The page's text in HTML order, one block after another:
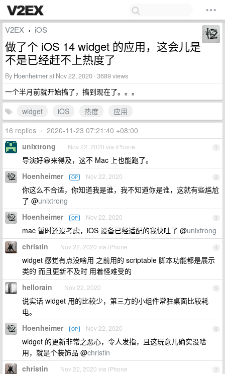
V2EX › iOS
做了个 iOS 14 widget 的应用，这会儿是
不是已经赶不上热度了
By Hoenheimerat Nov 22, 2020 · 3689 views
一个半月前就开始搞了，搞到现在了。。。
widget
iOS 热度
应用
16 replies • 2020-11-23 07:21:40 +08:00
1
unixtrong Nov 22, 2020 via iPhone
导演好😀来得及，这不 Mac 上也能跑了。
2
Hoenheimer OP Nov 22, 2020
你这么不合适，你知道我是谁，我不知道你是谁，这就有些尴尬
了 @unixtrong
3
Hoenheimer OP Nov 22, 2020
mac 暂时还没考虑，iOS 设备已经适配的我快吐了 @unixtrong
4
christin Nov 22, 2020 via iPhone
widget 感觉有点没啥用 之前用的 scriptable 脚本功能都是展示
类的 而且更新不及时 用着怪难受的
5
hellorain Nov 22, 2020
说实话 widget 用的比较少，第三方的小组件常驻桌面比较耗
电。
6
Hoenheimer OP Nov 22, 2020
widget 的更新非常之恶心，令人发指，且这玩意儿确实没啥
用，就是个装饰品 @christin
7
christin Nov 22, 2020 via iPhone